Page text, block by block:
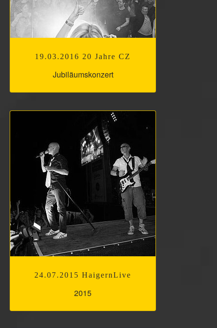
19.03.2016 20 Jahre CZ
Jubiläumskonzert
24.07.2015 HaigernLive
2015